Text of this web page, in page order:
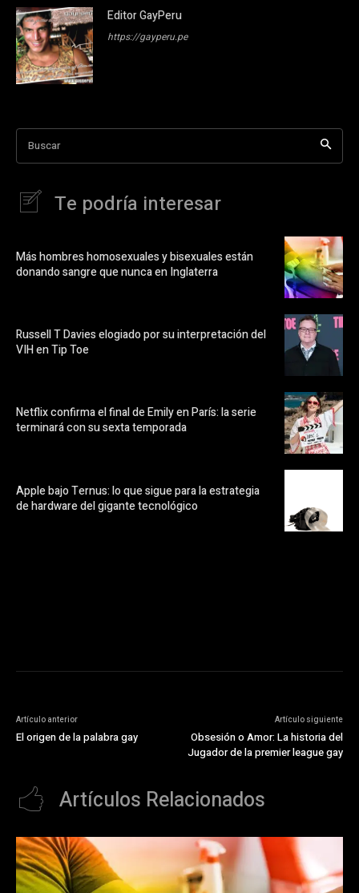
Editor GayPeru
https://gayperu.pe
Buscar
Te podría interesar
Más hombres homosexuales y bisexuales están
donando sangre que nunca en Inglaterra
Russell T Davies elogiado por su interpretación del
VIH en Tip Toe
Netflix confirma el final de Emily en París: la serie
terminará con su sexta temporada
Apple bajo Ternus: lo que sigue para la estrategia
de hardware del gigante tecnológico
Artículo anterior
El origen de la palabra gay
Artículo siguiente
Obsesión o Amor: La historia del
Jugador de la premier league gay
Artículos Relacionados